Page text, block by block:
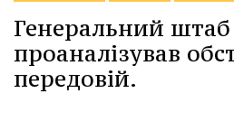
Генеральний штаб
проаналізував
передовій.